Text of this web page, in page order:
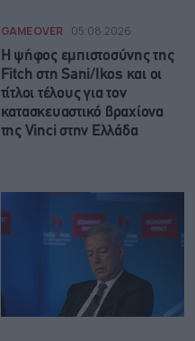
GAME OVER 05.08.2026
Η ψήφος εμπιστοσύνης της
Fitch στη Sani/Ikos και οι
τίτλοι τέλους για τον
κατασκευαστικό βραχίονα
της Vinci στην Ελλάδα